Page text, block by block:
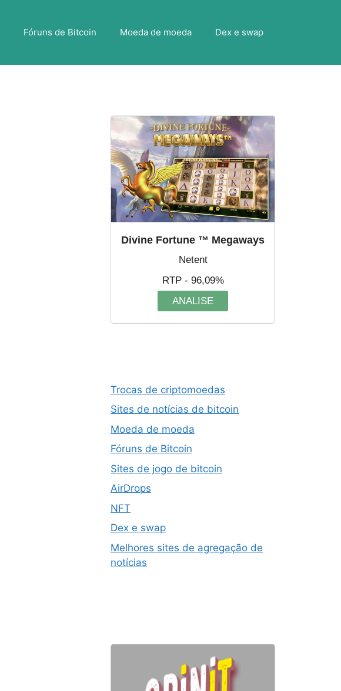
Fóruns de Bitcoin Moeda de moeda Dex e swap
Divine Fortune ™ Megaways
Netent
RTP - 96,09%
ANALISE
Trocas de criptomoedas
Sites de notícias de bitcoin
Moeda de moeda
Fóruns de Bitcoin
Sites de jogo de bitcoin
AirDrops
NFT
Dex e swap
Melhores sites de agregação de
notícias